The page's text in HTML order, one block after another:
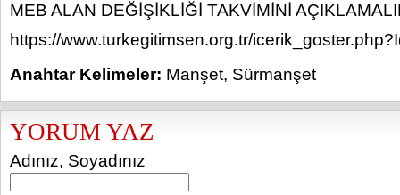
MEB ALAN DEĞİŞİKLİĞİ TAKVİMİNİ
https://www.turkegitimsen.org.tr/
Anahtar Kelimeler: Manşet, Sürmanşet
YORUM YAZ
Adınız, Soyadınız